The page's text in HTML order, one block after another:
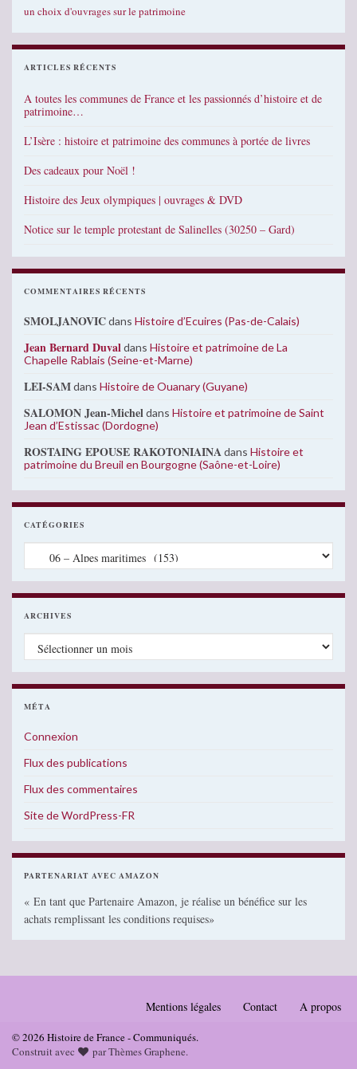
un choix d'ouvrages sur le patrimoine
ARTICLES RÉCENTS
A toutes les communes de France et les passionnés d’histoire et de
patrimoine…
L’Isère : histoire et patrimoine des communes à portée de livres
Des cadeaux pour Noël !
Histoire des Jeux olympiques | ouvrages & DVD
Notice sur le temple protestant de Salinelles (30250 – Gard)
COMMENTAIRES RÉCENTS
SMOLJANOVICdans Histoire d’Ecuires (Pas-de-Calais)
Jean Bernard Duvaldans Histoire et patrimoine de La
Chapelle Rablais (Seine-et-Marne)
LEI-SAMdans Histoire de Ouanary (Guyane)
SALOMON Jean-Micheldans Histoire et patrimoine de Saint
Jean d’Estissac (Dordogne)
ROSTAING EPOUSE RAKOTONIAINAdans Histoire et
patrimoine du Breuil en Bourgogne (Saône-et-Loire)
CATÉGORIES
ARCHIVES
MÉTA
Connexion
Flux des publications
Flux des commentaires
Site de WordPress-FR
PARTENARIAT AVEC AMAZON
« En tant que Partenaire Amazon, je réalise un bénéfice sur les
achats remplissant les conditions requises»
Mentions légales Contact A propos
© 2026 Histoire de France - Communiqués.
Construit avec
parThèmes Graphene.